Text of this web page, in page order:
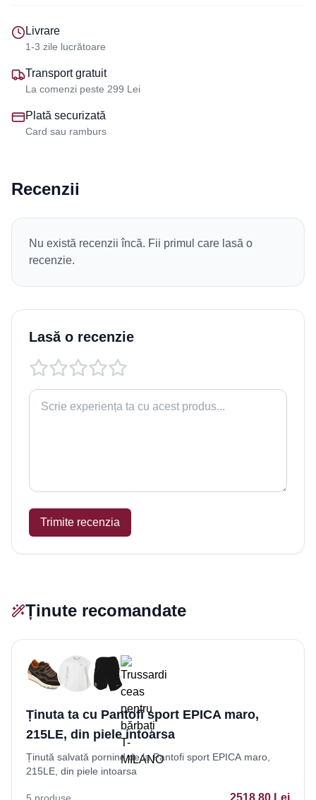
Livrare
1-3 zile lucrătoare
Transport gratuit
La comenzi peste 299 Lei
Plată securizată
Card sau ramburs
Recenzii
Nu există recenzii încă. Fii primul care lasă o
recenzie.
Lasă o recenzie
Trimite recenzia
Ținute recomandate
Ținuta ta cu Pantofi sport EPICA maro,
215LE, din piele intoarsa
Ținută salvată pornind de la Pantofi sport EPICA maro,
215LE, din piele intoarsa
2518.80 Lei